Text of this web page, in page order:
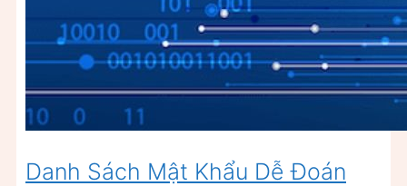
Danh Sách Mật Khẩu Dễ Đoán